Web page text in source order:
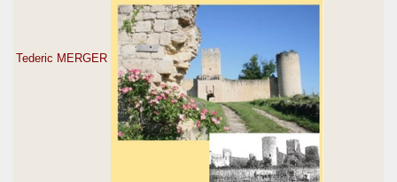
Tederic MERGER